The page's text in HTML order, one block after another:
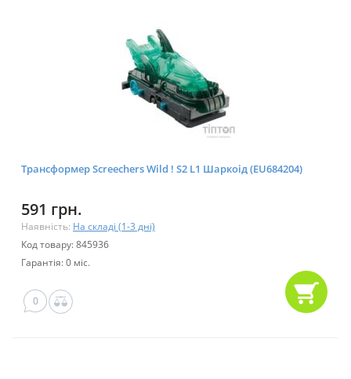
Трансформер Screechers Wild ! S2 L1 Шаркоід (EU684204)
591 грн.
Наявність: На складі (1-3 дні)
Код товару: 845936
Гарантія: 0 міс.
0